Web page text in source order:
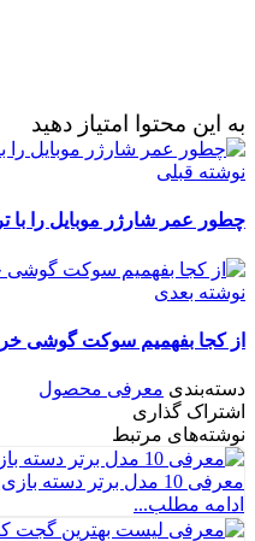
محتوا امتیاز دهید
قبلی
عمر شارژر موبایل را با
بعدی
بفهمیم سوکت گوشی خراب
معرفی محصول
گذاری
مرتبط
بازی برای پابجی موبایل
مطلب...